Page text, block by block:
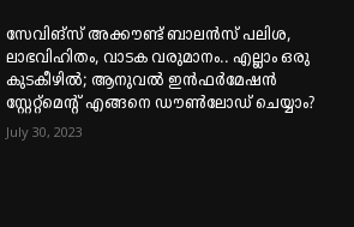
സേവിങ്സ് അക്കൗണ്ട് ബാലൻസ് പലിശ,
ലാഭവിഹിതം, വാടക വരുമാനം.. എല്ലാം ഒരു
കുടകീഴിൽ; ആനുവൽ ഇൻഫർമേഷൻ
സ്റ്റേറ്റ്മെന്റ് എങ്ങനെ ഡൗൺലോഡ് ചെയ്യാം?
July 30, 2023